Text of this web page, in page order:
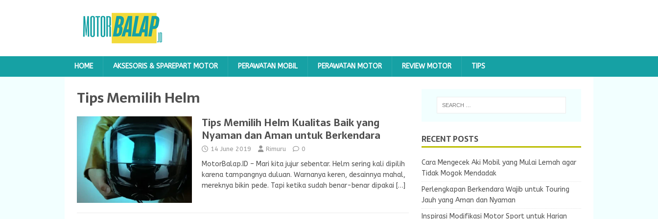
HOME AKSESORIS & SPAREPART MOTOR PERAWATAN MOBIL PERAWATAN MOTOR REVIEW MOTOR TIPS
Tips Memilih Helm
Tips Memilih Helm Kualitas Baik yang
Nyaman dan Aman untuk Berkendara
14 June 2019 Rimuru 0
MotorBalap.ID – Mari kita jujur sebentar. Helm sering kali dipilih
karena tampangnya duluan. Warnanya keren, desainnya mahal,
mereknya bikin pede. Tapi ketika sudah benar-benar dipakai […]
RECENT POSTS
Cara Mengecek Aki Mobil yang Mulai Lemah agar
Tidak Mogok Mendadak
Perlengkapan Berkendara Wajib untuk Touring
Jauh yang Aman dan Nyaman
Inspirasi Modifikasi Motor Sport untuk Harian